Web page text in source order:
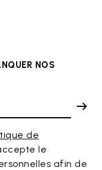
NOS
de
le
afin de